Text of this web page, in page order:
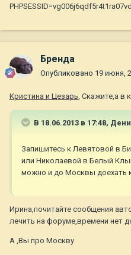
Бренда
Опубликовано 19 июня,
Кристина и Цезарь, Скажите,а в
В 18.06.2013 в 17:48,
Запишитесь к Левятовой в
или Николаевой в Белый
можно и до Москвы доехать
Ирина,почитайте сообщения
лечить на форуме,времени нет
А ,Вы про Москву